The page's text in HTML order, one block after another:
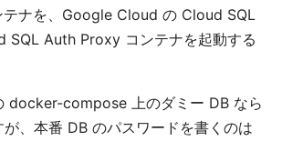
ナを、Google Cloud の Cloud SQL
SQL Auth Proxy コンテナを起動する
docker-compose 上のダミー DB なら
が、本番 DB のパスワードを書くのは